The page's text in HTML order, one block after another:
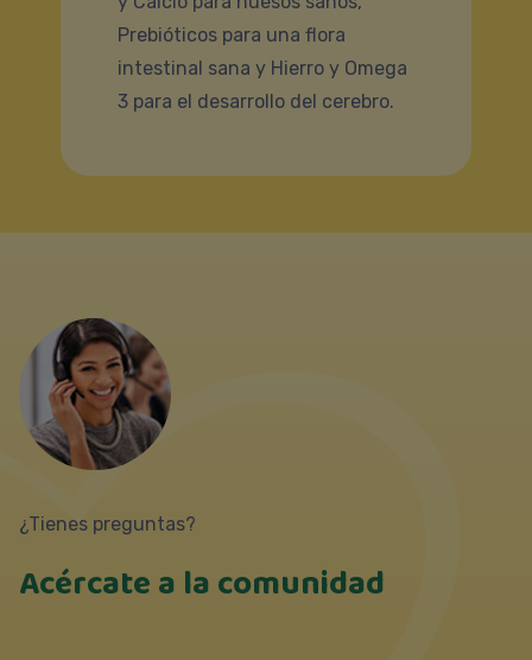
Prebióticos para una flora
intestinal sana y Hierro y Omega
3 para el desarrollo del cerebro.
¿Tienes preguntas?
Acércate a la comunidad